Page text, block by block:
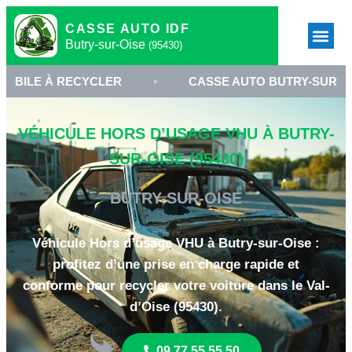
CASSE AUTO IDF
Butry-sur-Oise (95430)
• CASSE AUTO BUTRY-SUR-OISE •
VÉHICULE HORS D’USAGE VHU À BUTRY-
SUR-OISE (95430)
BUTRY-SUR-OISE
Véhicule Hors d’usage VHU à Butry-sur-Oise :
profitez d’une prise en charge rapide et
conforme pour recycler votre voiture dans le Val-
d’Oise (95430).